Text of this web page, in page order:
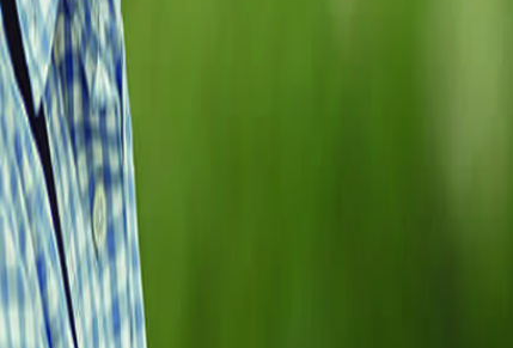
Seguridad e inocuidad alimentaria
Normatividad y regulaciones
Packaging y procesamiento
Materiales
Diseño e innovación
Envasado y procesamiento
EbooksMultimedia
Newsletters
Evento
Bolsa de trabajo